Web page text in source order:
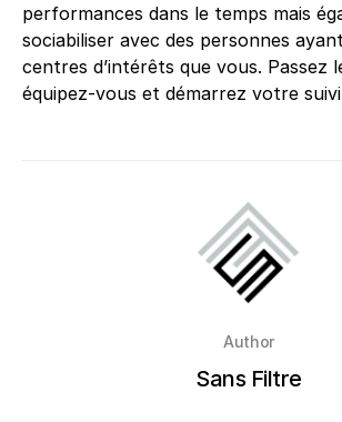
performances dans le temps mais
sociabiliser avec des personnes
centres d’intérêts que vous. Passez
équipez-vous et démarrez votre
Author
Sans Filtre